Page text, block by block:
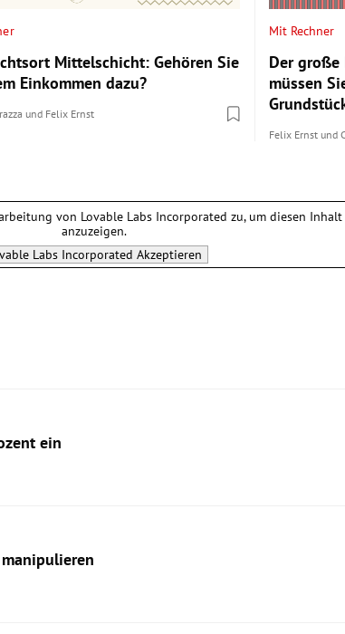
Mittelschicht: Gehören Sie
Einkommen dazu?
und Felix Ernst
Mit Rechner
Der große
müssen
Felix Ernstund
von Lovable Labs Incorporated zu, um diesen Inhalt
anzuzeigen.
Labs Incorporated Akzeptieren
ein